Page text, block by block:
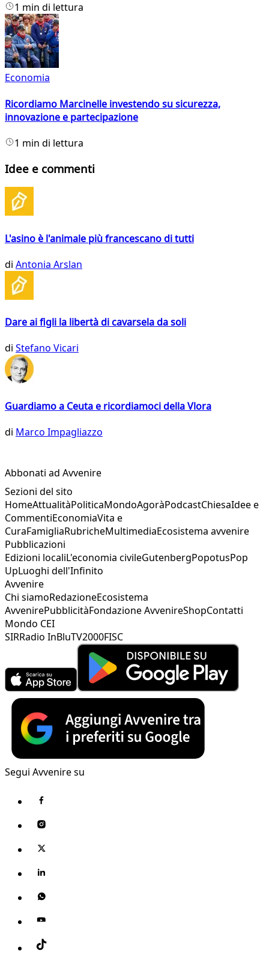
1 min di lettura
Economia
Ricordiamo Marcinelle investendo su sicurezza,
innovazione e partecipazione
1 min di lettura
Idee e commenti
L'asino è l'animale più francescano di tutti
di Antonia Arslan
Dare ai figli la libertà di cavarsela da soli
di Stefano Vicari
Guardiamo a Ceuta e ricordiamoci della Vlora
di Marco Impagliazzo
Abbonati ad Avvenire
Sezioni del sito
HomeAttualitàPoliticaMondoAgoràPodcastChiesaIdee e
CommentiEconomiaVita e
CuraFamigliaRubricheMultimediaEcosistema avvenire
Pubblicazioni
Edizioni localiL'economia civileGutenbergPopotusPop
UpLuoghi dell'Infinito
Avvenire
Chi siamoRedazioneEcosistema
AvvenirePubblicitàFondazione AvvenireShopContatti
Mondo CEI
SIRRadio InBluTV2000FISC
Segui Avvenire su